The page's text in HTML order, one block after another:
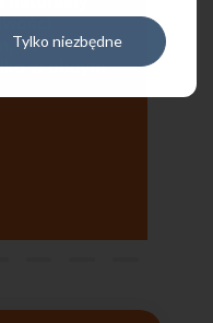
Tylko niezbędne
tuż przy
kursu i